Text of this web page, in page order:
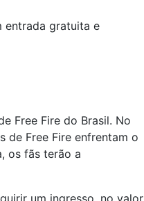
entrada gratuita e
Free Fire do Brasil. No
de Free Fire enfrentam o
os fãs terão a
um ingresso, no valor